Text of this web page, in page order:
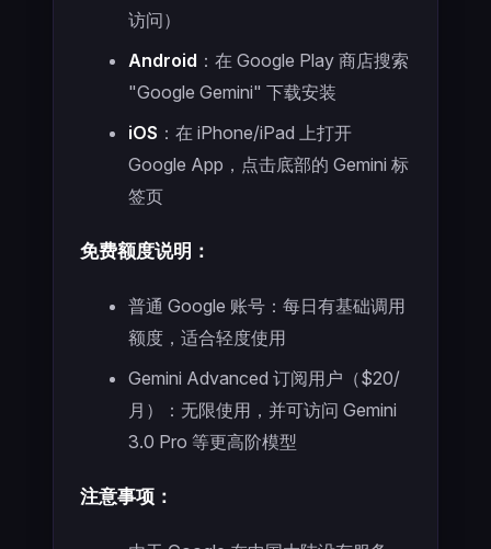
访问）
Android ：在 Google Play 商店搜索
"Google Gemini" 下载安装
iOS ：在 iPhone/iPad 上打开
Google App，点击底部的 Gemini 标
签页
免费额度说明：
普通 Google 账号：每日有基础调用
额度，适合轻度使用
Gemini Advanced 订阅用户（$20/
月）：无限使用，并可访问 Gemini
3.0 Pro 等更高阶模型
注意事项：